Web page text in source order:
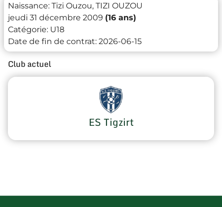
Naissance: Tizi Ouzou, TIZI OUZOU
jeudi 31 décembre 2009 (16 ans)
Catégorie: U18
Date de fin de contrat: 2026-06-15
Club actuel
ES Tigzirt